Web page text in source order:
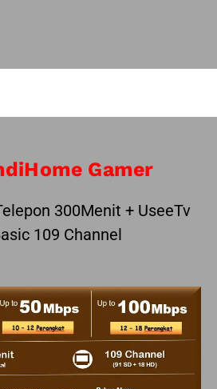
Gamer
300Menit + UseeTv
109 Channel